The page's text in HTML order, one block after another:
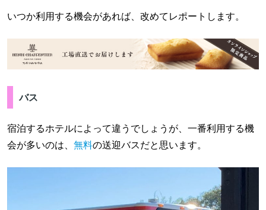
いつか利用する機会があれば、改めてレポートします。
バス
宿泊するホテルによって違うでしょうが、一番利用する機
会が多いのは、 無料の送迎バスだと思います。